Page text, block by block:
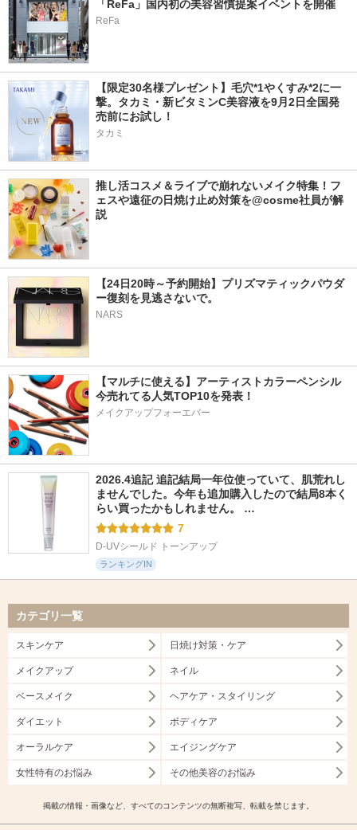
「ReFa」国内初の美容習慣提案イベントを開催
ReFa
【限定30名様プレゼント】毛穴*1やくすみ*2に一
撃。タカミ・新ビタミンC美容液を9月2日全国発
売前にお試し！
タカミ
推し活コスメ＆ライブで崩れないメイク特集！フ
ェスや遠征の日焼け止め対策を@cosme社員が解
説
【24日20時～予約開始】プリズマティックパウダ
ー復刻を見逃さないで。
NARS
【マルチに使える】アーティストカラーペンシル
今売れてる人気TOP10を発表！
メイクアップフォーエバー
2026.4追記 追記結局一年位使っていて、肌荒れし
ませんでした。今年も追加購入したので結局8本く
らい買ったかもしれません。 …
7
D-UVシールド トーンアップ
ランキングIN
カテゴリ一覧
スキンケア 日焼け対策・ケア
メイクアップ ネイル
ベースメイク ヘアケア・スタイリング
ダイエット ボディケア
オーラルケア エイジングケア
女性特有のお悩み その他美容のお悩み
掲載の情報・画像など、すべてのコンテンツの無断複写、転載を禁じます。